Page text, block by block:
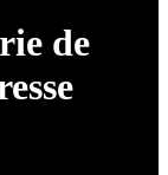
de